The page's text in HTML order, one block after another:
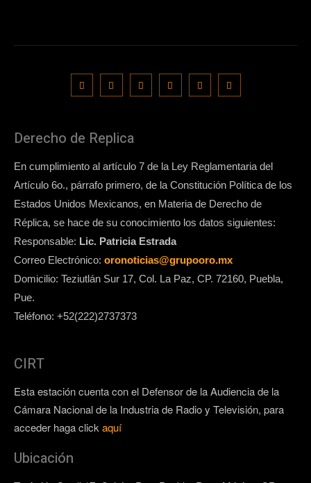
Derecho de Replica
En cumplimiento al artículo 7 de la Ley Reglamentaria del
Artículo 6o., párrafo primero, de la Constitución Política de los
Estados Unidos Mexicanos, en Materia de Derecho de
Réplica, se hace de su conocimiento los datos siguientes:
Responsable: Lic. Patricia Estrada
Correo Electrónico: oronoticias@grupooro.mx
Domicilio: Teziutlán Sur 17, Col. La Paz, CP. 72160, Puebla,
Pue.
Teléfono: +52(222)2737373
CIRT
Esta estación cuenta con el Defensor de la Audiencia de la
Cámara Nacional de la Industria de Radio y Televisión, para
acceder haga click aquí
Ubicación